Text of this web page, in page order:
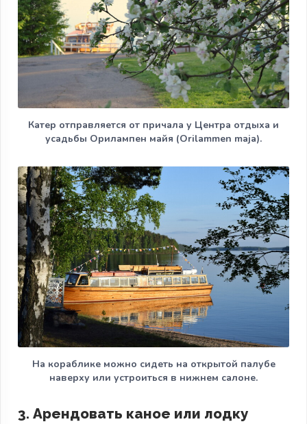
Катер отправляется от причала у Центра отдыха и
усадьбы Орилампен майя (Orilammen maja).
На кораблике можно сидеть на открытой палубе
наверху или устроиться в нижнем салоне.
3. Арендовать каное или лодку